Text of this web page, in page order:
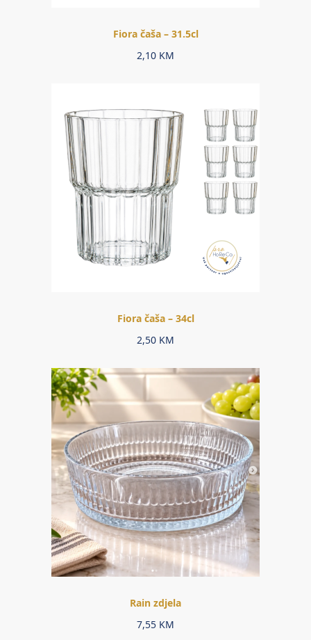
Fiora čaša – 31.5cl
2,10 KM
Fiora čaša – 34cl
2,50 KM
Rain zdjela
7,55 KM